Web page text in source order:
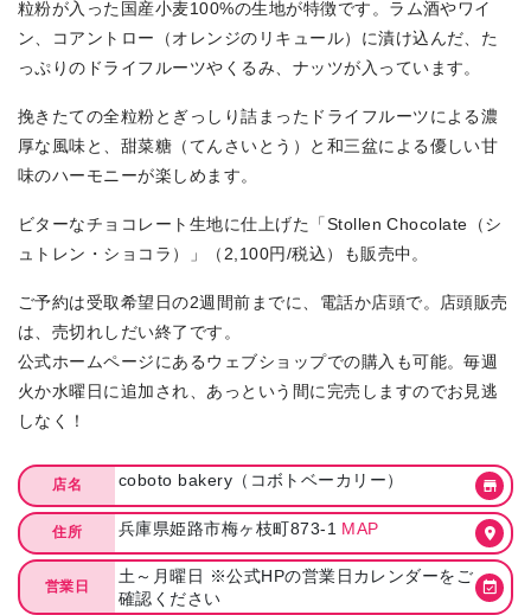
粒粉が入った国産小麦100%の生地が特徴です。ラム酒やワイ
ン、コアントロー（オレンジのリキュール）に漬け込んだ、た
っぷりのドライフルーツやくるみ、ナッツが入っています。
挽きたての全粒粉とぎっしり詰まったドライフルーツによる濃
厚な風味と、甜菜糖（てんさいとう）と和三盆による優しい甘
味のハーモニーが楽しめます。
ビターなチョコレート生地に仕上げた「Stollen Chocolate（シ
ュトレン・ショコラ）」（2,100円/税込）も販売中。
ご予約は受取希望日の2週間前までに、電話か店頭で。店頭販売
は、売切れしだい終了です。
公式ホームページにあるウェブショップでの購入も可能。毎週
火か水曜日に追加され、あっという間に完売しますのでお見逃
しなく！
店名 coboto bakery（コボトベーカリー）
住所 兵庫県姫路市梅ヶ枝町873-1 MAP
営業日
土～月曜日 ※公式HPの営業日カレンダーをご
確認ください